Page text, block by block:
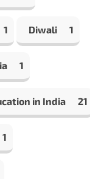
1 Diwali 1
1
in India 21
1